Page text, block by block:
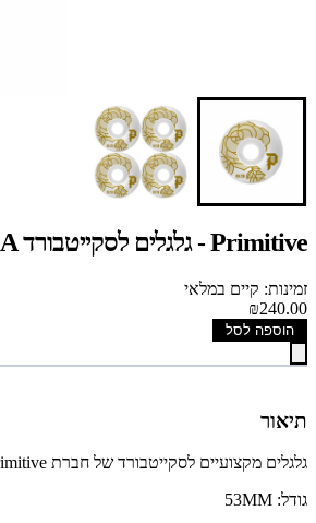
Primitive - גלגלים לסקייטבורד 101A בגודל 53MM
זמינות: קיים במלאי
₪240.00
הוספה לסל
תיאור
גלגלים מקצועיים לסקייטבורד של חברת Primitive.
גודל: 53MM